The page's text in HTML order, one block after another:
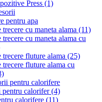
Press (1)
pentru apa
cu maneta alama (11)
cu maneta alama cu
fluture alama (25)
fluture alama cu
pentru calorifere
pentru calorifer(4)
calorifere (11)